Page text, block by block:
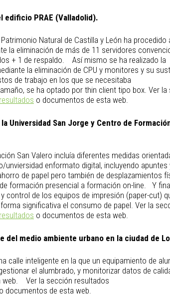
edificio PRAE (Valladolid).
Natural de Castilla y León ha procedido
la eliminación de más de 11 servidores
+ 1 de respaldo. Así mismo se ha realizado la
la eliminación de CPU y monitores y su
de trabajo en los que se necesitaba
se ha optado por thin client tipo box. Ver la
o documentos de esta web.
Universidad San Jorge y Centro de
San Valero incluía diferentes medidas
enformato digital, incluyendo apuntes
de papel pero también de desplazamientos
formación presencial a formación on-line. Y
control de los equipos de impresión (paper-cut)
significativa el consumo de papel. Ver la
o documentos de esta web.
medio ambiente urbano en la ciudad de
calle inteligente en la que un equipamiento de
el alumbrado, y monitorizar datos de
web. Ver la sección resultados
o documentos de esta web.